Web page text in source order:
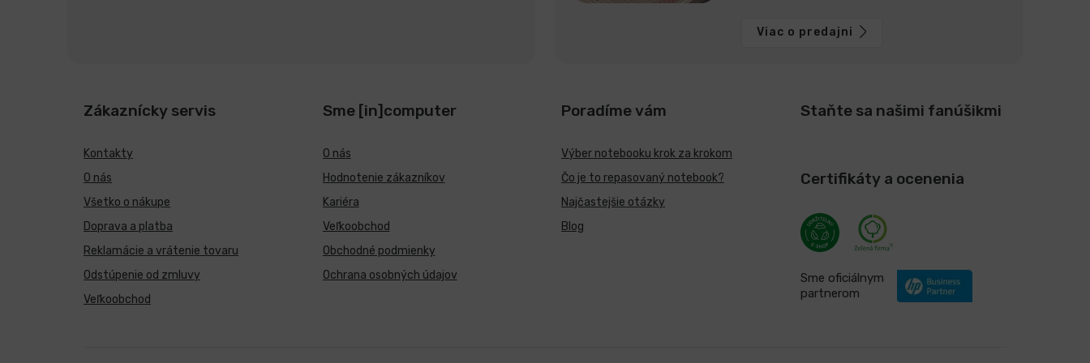
Viac o predajni
Zákaznícky servis
Kontakty
O nás
Všetko o nákupe
Doprava a platba
Reklamácie a vrátenie tovaru
Odstúpenie od zmluvy
Veľkoobchod
Sme [in]computer
O nás
Hodnotenie zákazníkov
Kariéra
Veľkoobchod
Obchodné podmienky
Ochrana osobných údajov
Poradíme vám
Výber notebooku krok za krokom
Čo je to repasovaný notebook?
Najčastejšie otázky
Blog
Staňte sa našimi fanúšikmi
Certifikáty a ocenenia
Sme oficiálnym
partnerom